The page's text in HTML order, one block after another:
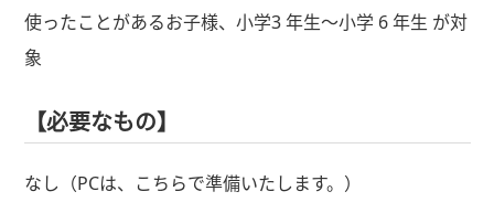
使ったことがあるお子様、小学3 年生～小学 6 年生 が対
象
【必要なもの】
なし（PCは、こちらで準備いたします。）